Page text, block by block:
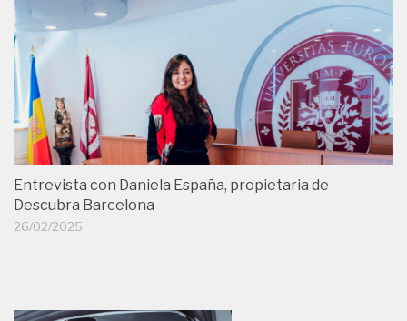
Entrevista con Daniela España, propietaria de
Descubra Barcelona
26/02/2025